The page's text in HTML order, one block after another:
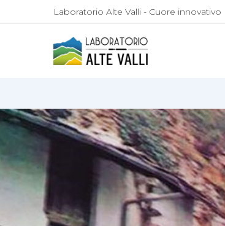
Laboratorio Alte Valli - Cuore innovativo